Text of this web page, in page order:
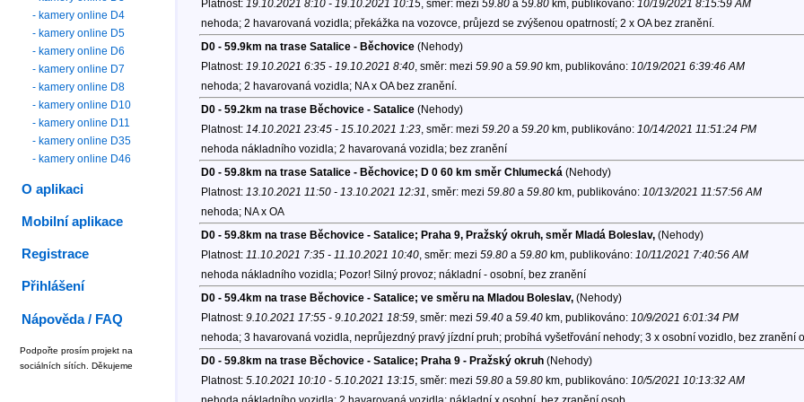
Platnost: 19.10.2021 8:10 - 19.10.2021 10:15, směr: mezi 59.80a 59.80km, publikováno: 10/19/2021 8:15:59 AM
nehoda; 2 havarovaná vozidla; překážka na vozovce, průjezd se zvýšenou opatrností; 2 x OA bez zranění.
D0 - 59.9km na trase Satalice - Běchovice(Nehody)
Platnost: 19.10.2021 6:35 - 19.10.2021 8:40, směr: mezi 59.90a 59.90km, publikováno: 10/19/2021 6:39:46 AM
nehoda; 2 havarovaná vozidla; NA x OA bez zranění.
D0 - 59.2km na trase Běchovice - Satalice(Nehody)
Platnost: 14.10.2021 23:45 - 15.10.2021 1:23, směr: mezi 59.20a 59.20km, publikováno: 10/14/2021 11:51:24 PM
nehoda nákladního vozidla; 2 havarovaná vozidla; bez zranění
D0 - 59.8km na trase Satalice - Běchovice; D 0 60 km směr Chlumecká(Nehody)
Platnost: 13.10.2021 11:50 - 13.10.2021 12:31, směr: mezi 59.80a 59.80km, publikováno: 10/13/2021 11:57:56 AM
nehoda; NA x OA
D0 - 59.8km na trase Běchovice - Satalice; Praha 9, Pražský okruh, směr Mladá Boleslav,(Nehody)
Platnost: 11.10.2021 7:35 - 11.10.2021 10:40, směr: mezi 59.80a 59.80km, publikováno: 10/11/2021 7:40:56 AM
nehoda nákladního vozidla; Pozor! Silný provoz; nákladní - osobní, bez zranění
D0 - 59.4km na trase Běchovice - Satalice; ve směru na Mladou Boleslav,(Nehody)
Platnost: 9.10.2021 17:55 - 9.10.2021 18:59, směr: mezi 59.40a 59.40km, publikováno: 10/9/2021 6:01:34 PM
nehoda; 3 havarovaná vozidla, neprůjezdný pravý jízdní pruh; probíhá vyšetřování nehody; 3 x osobní vozidlo, bez zranění
D0 - 59.8km na trase Běchovice - Satalice; Praha 9 - Pražský okruh(Nehody)
Platnost: 5.10.2021 10:10 - 5.10.2021 13:15, směr: mezi 59.80a 59.80km, publikováno: 10/5/2021 10:13:32 AM
- kamery online D4
- kamery online D5
- kamery online D6
- kamery online D7
- kamery online D8
- kamery online D10
- kamery online D11
- kamery online D35
- kamery online D46
O aplikaci
Mobilní aplikace
Registrace
Přihlášení
Nápověda / FAQ
Podpořte prosím projekt na
sociálních sítích. Děkujeme